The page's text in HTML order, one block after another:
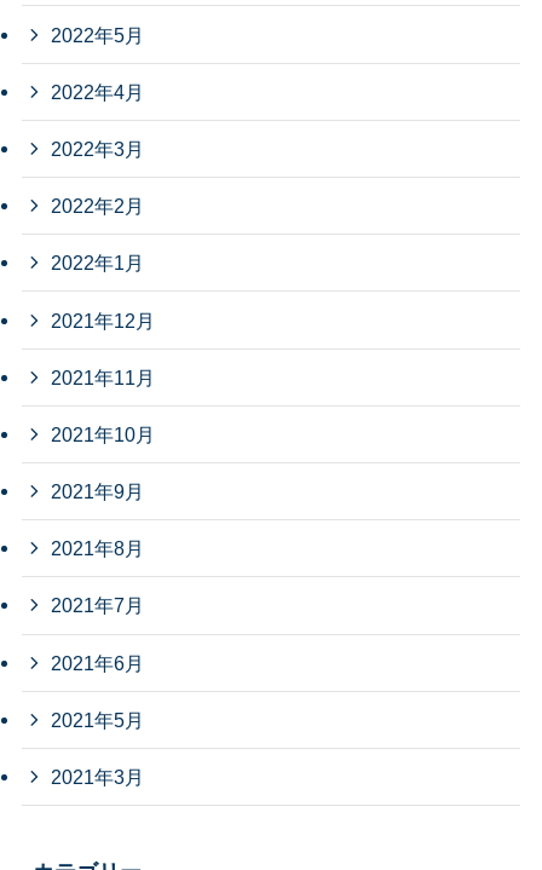
2022年5月
2022年4月
2022年3月
2022年2月
2022年1月
2021年12月
2021年11月
2021年10月
2021年9月
2021年8月
2021年7月
2021年6月
2021年5月
2021年3月